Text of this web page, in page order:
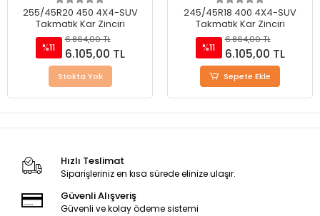
255/45R20 450 4X4-SUV
Takmatik Kar Zinciri
%11
6.864,00 TL
6.105,00 TL
Stokta Yok
245/45R18 400 4X4-SUV
Takmatik Kar Zinciri
%11
6.864,00 TL
6.105,00 TL
Sepete Ekle
Hızlı Teslimat
Siparişleriniz en kısa sürede elinize ulaşır.
Güvenli Alışveriş
Güvenli ve kolay ödeme sistemi